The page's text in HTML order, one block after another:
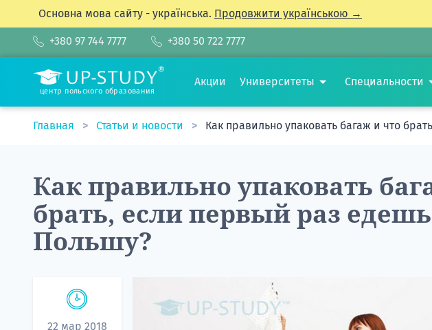
Основна мова сайту - українська. Продовжити українською →
+380 97 744 7777 +380 50 722 7777
центр польского образования
Акции Университеты Специальности
Главная Статьи и новости Как правильно упаковать багаж и что
Как правильно упаковать
брать, если первый раз
Польшу?
22 мар 2018